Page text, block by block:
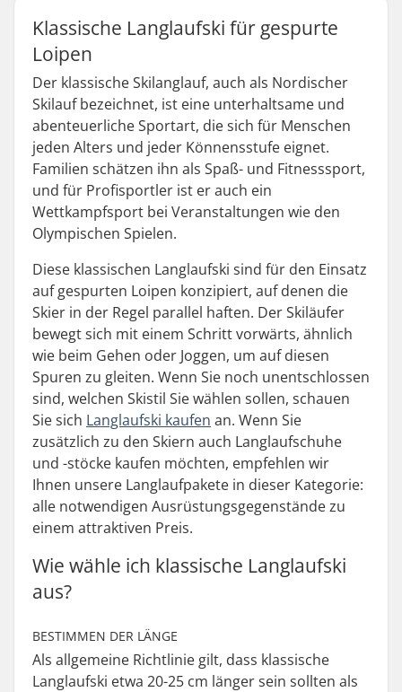
Klassische Langlaufski für gespurte
Loipen
Der klassische Skilanglauf, auch als Nordischer
Skilauf bezeichnet, ist eine unterhaltsame und
abenteuerliche Sportart, die sich für Menschen
jeden Alters und jeder Könnensstufe eignet.
Familien schätzen ihn als Spaß- und Fitnesssport,
und für Profisportler ist er auch ein
Wettkampfsport bei Veranstaltungen wie den
Olympischen Spielen.
Diese klassischen Langlaufski sind für den Einsatz
auf gespurten Loipen konzipiert, auf denen die
Skier in der Regel parallel haften. Der Skiläufer
bewegt sich mit einem Schritt vorwärts, ähnlich
wie beim Gehen oder Joggen, um auf diesen
Spuren zu gleiten. Wenn Sie noch unentschlossen
sind, welchen Skistil Sie wählen sollen, schauen
Sie sich Langlaufski kaufen an. Wenn Sie
zusätzlich zu den Skiern auch Langlaufschuhe
und -stöcke kaufen möchten, empfehlen wir
Ihnen unsere Langlaufpakete in dieser Kategorie:
alle notwendigen Ausrüstungsgegenstände zu
einem attraktiven Preis.
Wie wähle ich klassische Langlaufski
aus?
BESTIMMEN DER LÄNGE
Als allgemeine Richtlinie gilt, dass klassische
Langlaufski etwa 20-25 cm länger sein sollten als